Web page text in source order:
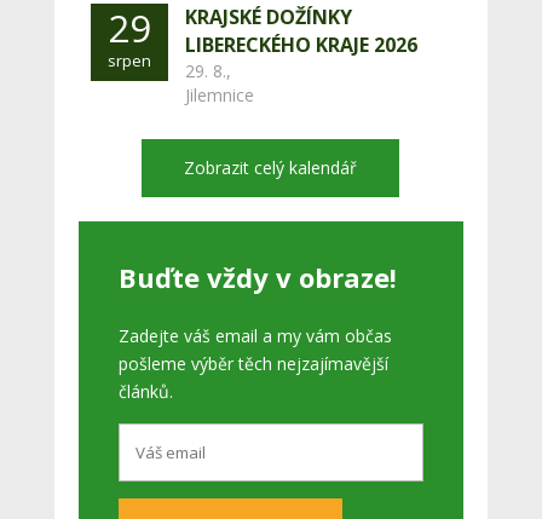
29
srpen
KRAJSKÉ DOŽÍNKY
LIBERECKÉHO KRAJE 2026
29. 8.,
Jilemnice
Zobrazit celý kalendář
Buďte vždy v obraze!
Zadejte váš email a my vám občas
pošleme výběr těch nejzajímavější
článků.